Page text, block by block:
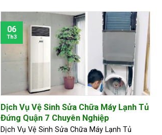
Dịch Vụ Vệ Sinh Sửa Chữa Máy Lạnh Tủ
Đứng Quận 7 Chuyên Nghiệp
Dịch Vụ Vệ Sinh Sửa Chữa Máy Lạnh Tủ
06
Th3